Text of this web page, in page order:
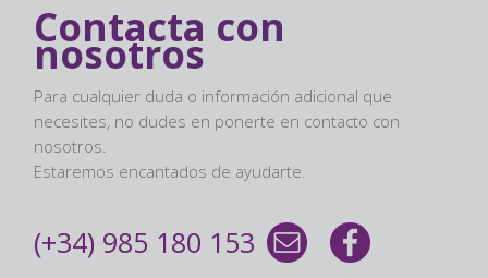
Contacta con
nosotros
Para cualquier duda o información adicional que
necesites, no dudes en ponerte en contacto con
nosotros.
Estaremos encantados de ayudarte.
(+34) 985 180 153